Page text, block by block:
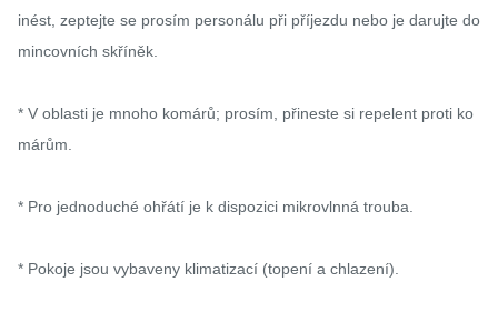
inést, zeptejte se prosím personálu při příjezdu nebo je darujte do
mincovních skříněk.
* V oblasti je mnoho komárů; prosím, přineste si repelent proti ko
márům.
* Pro jednoduché ohřátí je k dispozici mikrovlnná trouba.
* Pokoje jsou vybaveny klimatizací (topení a chlazení).